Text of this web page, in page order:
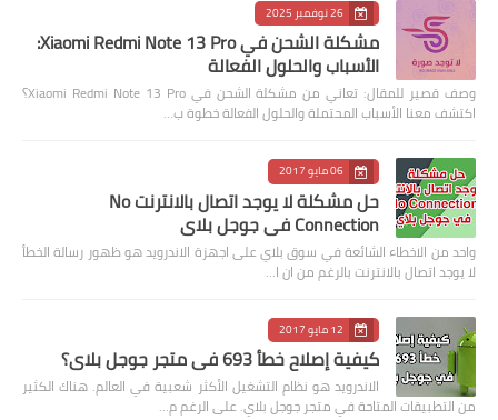
26 نوفمبر 2025
مشكلة الشحن في Xiaomi Redmi Note 13 Pro:
الأسباب والحلول الفعالة
وصف قصير للمقال: تعاني من مشكلة الشحن في Xiaomi Redmi Note 13 Pro؟
اكتشف معنا الأسباب المحتملة والحلول الفعالة خطوة ب…
06 مايو 2017
حل مشكلة لا يوجد اتصال بالانترنت No
Connection في جوجل بلاي
واحد من الاخطاء الشائعة في سوق بلاي على اجهزة الاندرويد هو ظهور رسالة الخطأ
لا يوجد اتصال بالانترنت بالرغم من ان ا…
12 مايو 2017
كيفية إصلاح خطأ 693 في متجر جوجل بلاي؟
الاندرويد هو نظام التشغيل الأكثر شعبية في العالم. هناك الكثير
من التطبيقات المتاحة في متجر جوجل بلاي. على الرغم م…